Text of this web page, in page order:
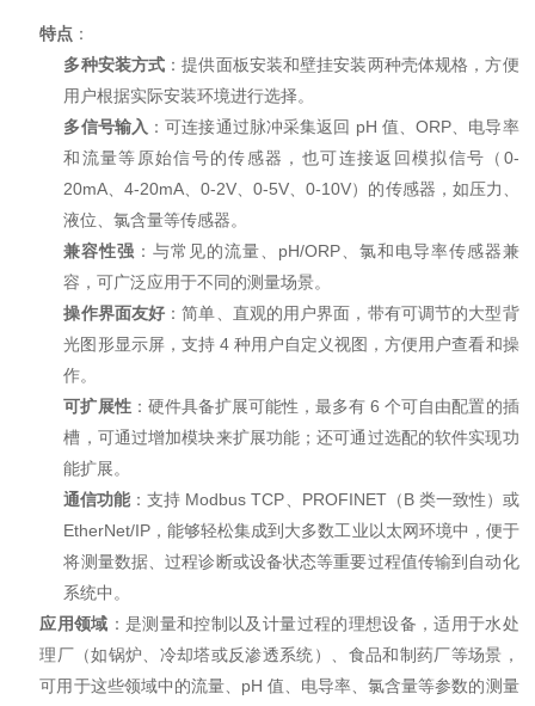
特点 ：
多种安装方式 ：提供面板安装和壁挂安装两种壳体规格，方便
用户根据实际安装环境进行选择。
多信号输入 ：可连接通过脉冲采集返回 pH 值、ORP、电导率
和流量等原始信号的传感器，也可连接返回模拟信号（0-
20mA、4-20mA、0-2V、0-5V、0-10V）的传感器，如压力、
液位、氯含量等传感器。
兼容性强 ：与常见的流量、pH/ORP、氯和电导率传感器兼
容，可广泛应用于不同的测量场景。
操作界面友好 ：简单、直观的用户界面，带有可调节的大型背
光图形显示屏，支持 4 种用户自定义视图，方便用户查看和操
作。
可扩展性：硬件具备扩展可能性，最多有 6 个可自由配置的插
槽，可通过增加模块来扩展功能；还可通过选配的软件实现功
能扩展。
通信功能：支持 Modbus TCP、PROFINET（B 类一致性）或
EtherNet/IP，能够轻松集成到大多数工业以太网环境中，便于
将测量数据、过程诊断或设备状态等重要过程值传输到自动化
系统中。
应用领域 ：是测量和控制以及计量过程的理想设备，适用于水处
理厂（如锅炉、冷却塔或反渗透系统）、食品和制药厂等场景，
可用于这些领域中的流量、pH 值、电导率、氯含量等参数的测量